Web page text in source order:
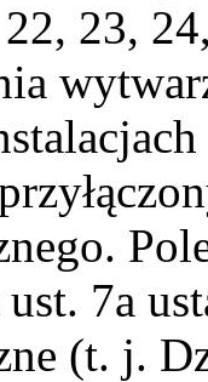
23,
7a
(t. j.